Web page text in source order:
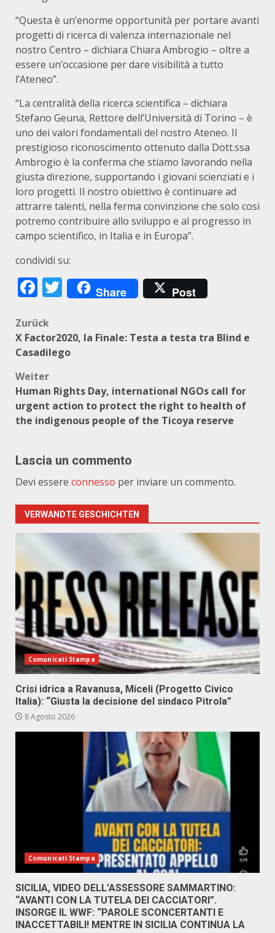
“Questa è un’enorme opportunità per portare avanti
progetti di ricerca di valenza internazionale nel
nostro Centro – dichiara Chiara Ambrogio – oltre a
essere un’occasione per dare visibilità a tutto
l’Ateneo”.
“La centralità della ricerca scientifica – dichiara
Stefano Geuna, Rettore dell’Università di Torino – è
uno dei valori fondamentali del nostro Ateneo. Il
prestigioso riconoscimento ottenuto dalla Dott.ssa
Ambrogio è la conferma che stiamo lavorando nella
giusta direzione, supportando i giovani scienziati e i
loro progetti. Il nostro obiettivo è continuare ad
attrarre talenti, nella ferma convinzione che solo così
potremo contribuire allo sviluppo e al progresso in
campo scientifico, in Italia e in Europa”.
condividi su:
Facebook
Twitter
Share Post
Beitragsnavigation
Zurück
X Factor2020, la Finale: Testa a testa tra Blind e
Casadilego
Weiter
Human Rights Day, international NGOs call for
urgent action to protect the right to health of
the indigenous people of the Ticoya reserve
Lascia un commento
Devi essere connesso per inviare un commento.
VERWANDTE GESCHICHTEN
Comunicati Stampa
Crisi idrica a Ravanusa, Miceli (Progetto Civico
Italia): “Giusta la decisione del sindaco Pitrola”
8 Agosto 2026
Comunicati Stampa
SICILIA, VIDEO DELL’ASSESSORE SAMMARTINO:
“AVANTI CON LA TUTELA DEI CACCIATORI”.
INSORGE IL WWF: “PAROLE SCONCERTANTI E
INACCETTABILI! MENTRE IN SICILIA CONTINUA LA